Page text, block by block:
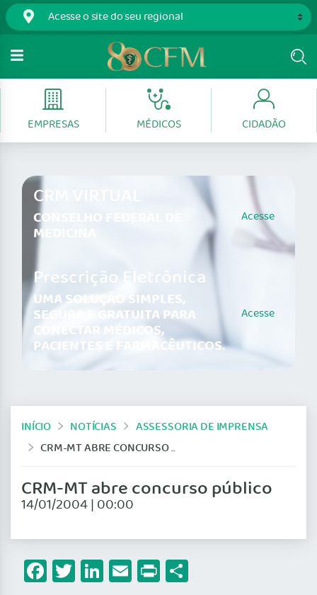
EMPRESAS MÉDICOS CIDADÃO
CRM VIRTUAL
CONSELHO FEDERAL DE
MEDICINA
Acesse
Prescrição Eletrônica
UMA SOLUÇÃO SIMPLES,
SEGURA E GRATUITA PARA
CONECTAR MÉDICOS,
PACIENTES E FARMACÊUTICOS.
Acesse
INÍCIO NOTÍCIAS
ASSESSORIA DE IMPRENSA
CRM-MT ABRE CONCURSO PÚBLICO
CRM-MT abre concurso público
14/01/2004 | 00:00
Facebook
Twitter
LinkedIn
Email
Print